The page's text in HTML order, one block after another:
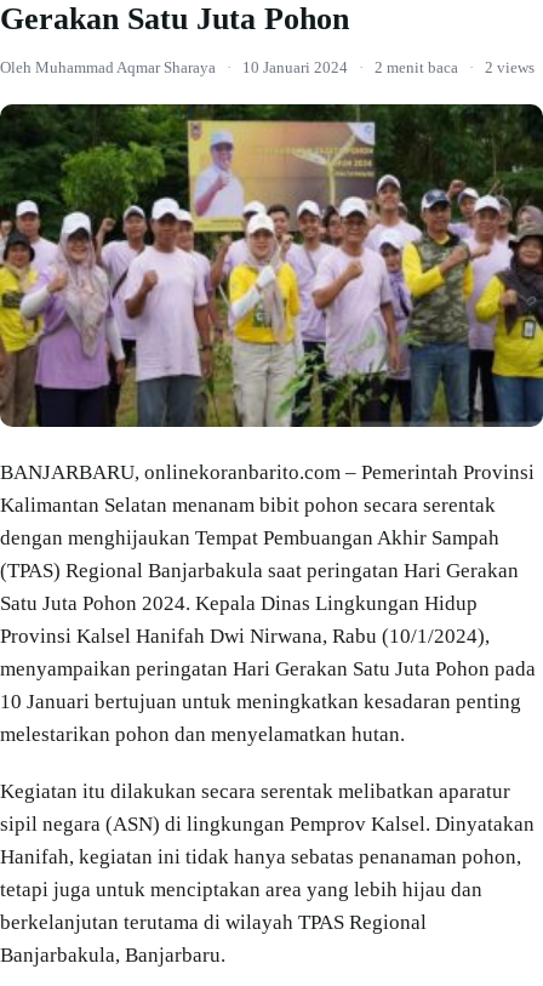
Gerakan Satu Juta Pohon
Oleh Muhammad Aqmar Sharaya · 10 Januari 2024 · 2 menit baca · 2 views
BANJARBARU, onlinekoranbarito.com – Pemerintah Provinsi
Kalimantan Selatan menanam bibit pohon secara serentak
dengan menghijaukan Tempat Pembuangan Akhir Sampah
(TPAS) Regional Banjarbakula saat peringatan Hari Gerakan
Satu Juta Pohon 2024. Kepala Dinas Lingkungan Hidup
Provinsi Kalsel Hanifah Dwi Nirwana, Rabu (10/1/2024),
menyampaikan peringatan Hari Gerakan Satu Juta Pohon pada
10 Januari bertujuan untuk meningkatkan kesadaran penting
melestarikan pohon dan menyelamatkan hutan.
Kegiatan itu dilakukan secara serentak melibatkan aparatur
sipil negara (ASN) di lingkungan Pemprov Kalsel. Dinyatakan
Hanifah, kegiatan ini tidak hanya sebatas penanaman pohon,
tetapi juga untuk menciptakan area yang lebih hijau dan
berkelanjutan terutama di wilayah TPAS Regional
Banjarbakula, Banjarbaru.